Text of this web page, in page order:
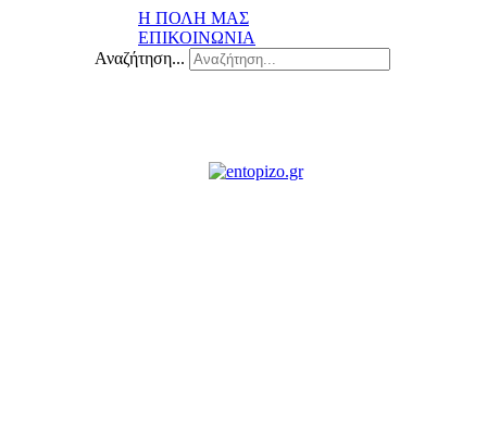
Η ΠΟΛΗ ΜΑΣ
ΕΠΙΚΟΙΝΩΝΙΑ
Αναζήτηση...